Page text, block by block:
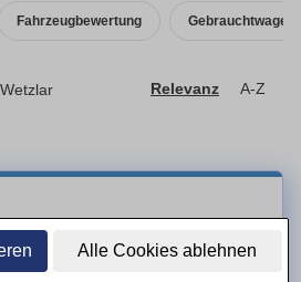
Alle Cookies ablehnen
Fahrzeugbewertung
Relevanz A-Z